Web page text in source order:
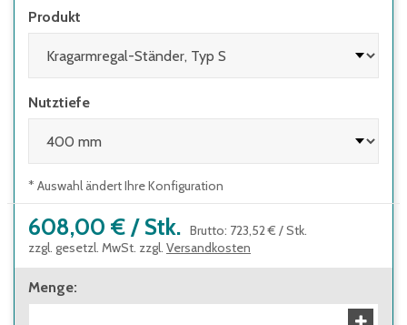
Produkt
Nutztiefe
* Auswahl ändert Ihre Konfiguration
608,00 € / Stk. Brutto: 723,52 € /Stk.
zzgl. gesetzl. MwSt. zzgl. Versandkosten
Menge: